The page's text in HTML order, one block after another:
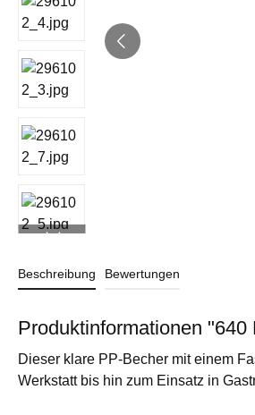
Beschreibung Bewertungen
Produktinformationen
Dieser klare PP-Becher mit einem
Werkstatt bis hin zum Einsatz in